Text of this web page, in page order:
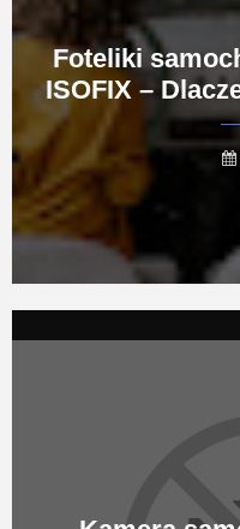
Foteliki
ISOFIX –